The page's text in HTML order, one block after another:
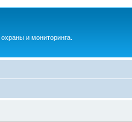
и мониторинга.